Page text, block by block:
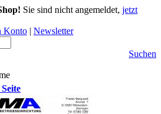
Sie sind nicht angemeldet, jetzt
Konto | Newsletter
Suchen